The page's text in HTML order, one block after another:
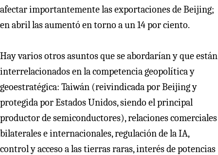
afectar importantemente las exportaciones de Beijing;
en abril las aumentó en torno a un 14 por ciento.
Hay varios otros asuntos que se abordarían y que están
interrelacionados en la competencia geopolítica y
geoestratégica: Taiwán (reivindicada por Beijing y
protegida por Estados Unidos, siendo el principal
productor de semiconductores), relaciones comerciales
bilaterales e internacionales, regulación de la IA,
control y acceso a las tierras raras, interés de potencias